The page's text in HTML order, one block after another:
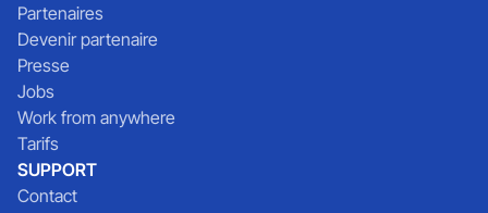
Partenaires
Devenir partenaire
Presse
Jobs
Work from anywhere
Tarifs
SUPPORT
Contact